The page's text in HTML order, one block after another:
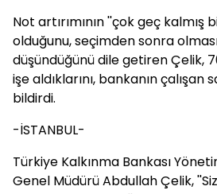
Not artırımının ''çok geç kalmış
olduğunu, seçimden sonra
düşündüğünü dile getiren Çelik,
işe aldıklarını, bankanın çalışan
bildirdi.
-İSTANBUL-
Türkiye Kalkınma Bankası
Genel Müdürü Abdullah Çelik,